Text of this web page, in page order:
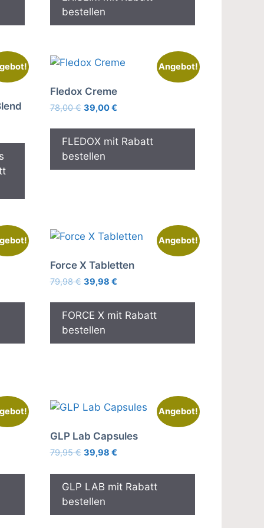
bestellen
Angebot!
Fledox Creme
78,00€ Ursprünglicher
war:
78,00 €
39,00€Aktueller
ist:
39,00 €.
FLEDOX mit Rabatt
bestellen
Angebot!
Force X Tabletten
79,98€ Ursprünglicher
war:
79,98 €
39,98 €Aktueller
ist:
39,98 €.
FORCE X mit Rabatt
bestellen
Angebot!
GLP Lab Capsules
79,95€ Ursprünglicher
war:
79,95 €
39,98 €Aktueller
ist:
39,98 €.
GLP LAB mit Rabatt
bestellen